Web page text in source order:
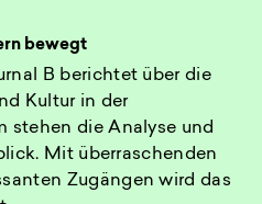
bewegt
B berichtet über die
Kultur in der
stehen die Analyse und
Mit überraschenden
Zugängen wird das